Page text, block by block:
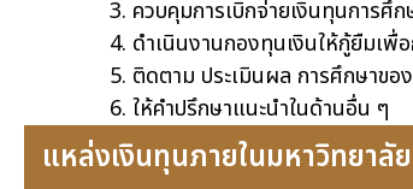
ควบคุมการเบิกจ่ายเงินทุนการศึก
ดำเนินงานกองทุนเงินให้กู้ยืมเพื่
ติดตาม ประเมินผล การศึกษาขอ
ให้คำปรึกษาแนะนำในด้านอื่น ๆ
แหล่งเงินทุนภายในมหาวิทยาลัย